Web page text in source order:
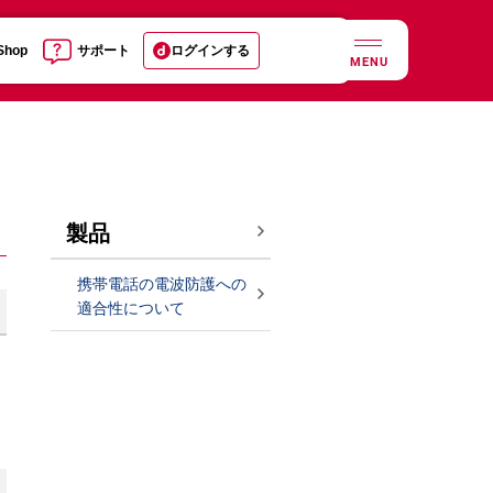
サポート ログインする
MENU
製品
携帯電話の電波防護への
適合性について